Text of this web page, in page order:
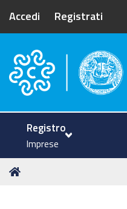
Accedi Registrati
Camera di
Registro
Imprese
Tu